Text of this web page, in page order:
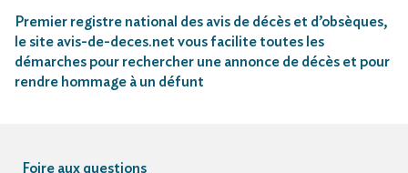
Premier registre national des avis de décès et d’obsèques,
le site avis-de-deces.net vous facilite toutes les
démarches pour rechercher une annonce de décès et pour
rendre hommage à un défunt
Foire aux questions